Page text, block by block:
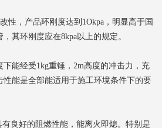
，产品环刚度达到1Okpa，明显高于国
其环刚度应在8kpa以上的规定。
经受1kg重锤，2m高度的冲击力，充
能是全部能适用于施工环境条件下的要
良好的阻燃性能，能离火即熄。特别是